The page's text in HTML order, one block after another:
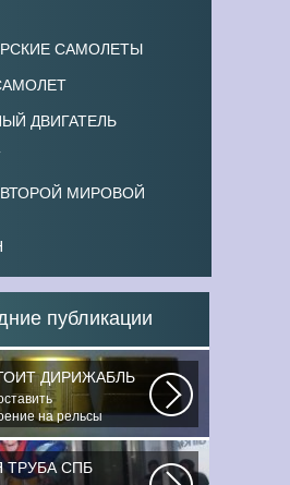
САМОЛЕТЫ
ДВИГАТЕЛЬ
МИРОВОЙ
публикации
ДИРИЖАБЛЬ
на рельсы
ТРУБА СПБ